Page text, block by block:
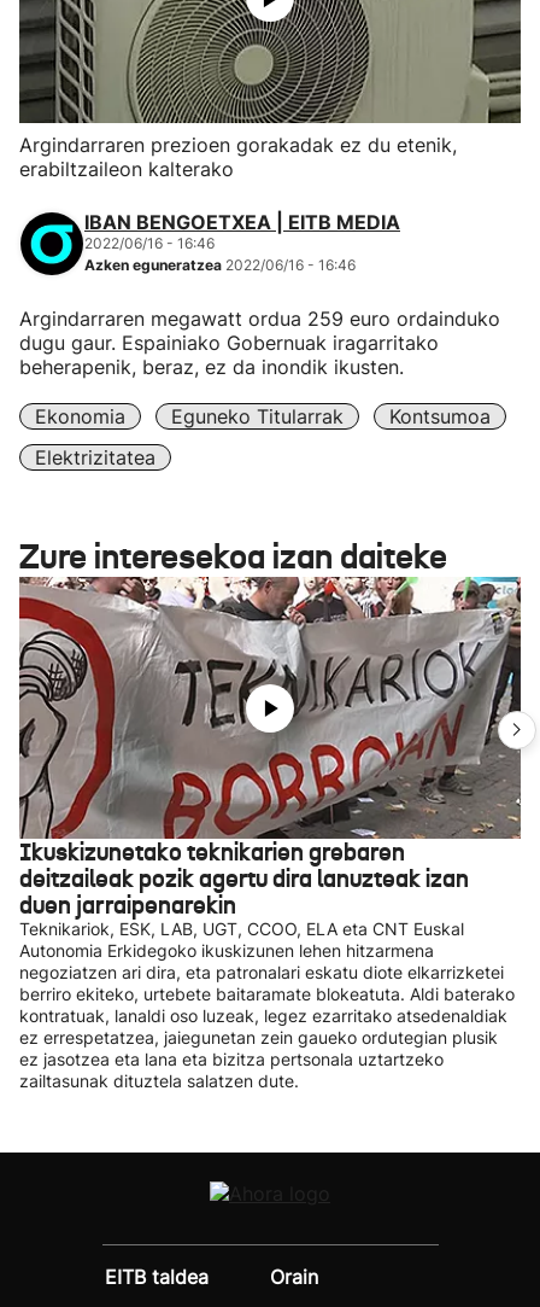
Argindarraren prezioen gorakadak ez du etenik,
erabiltzaileon kalterako
IBAN BENGOETXEA | EITB MEDIA
2022/06/16 - 16:46
Azken eguneratzea 2022/06/16 - 16:46
Argindarraren megawatt ordua 259 euro ordainduko
dugu gaur. Espainiako Gobernuak iragarritako
beherapenik, beraz, ez da inondik ikusten.
Ekonomia Eguneko Titularrak
Kontsumoa
Elektrizitatea
Zure interesekoa izan daiteke
Ikuskizunetako teknikarien grebaren
deitzaileak pozik agertu dira lanuzteak izan
duen jarraipenarekin
Teknikariok, ESK, LAB, UGT, CCOO, ELA eta CNT Euskal
Autonomia Erkidegoko ikuskizunen lehen hitzarmena
negoziatzen ari dira, eta patronalari eskatu diote elkarrizketei
berriro ekiteko, urtebete baitaramate blokeatuta. Aldi baterako
kontratuak, lanaldi oso luzeak, legez ezarritako atsedenaldiak
ez errespetatzea, jaiegunetan zein gaueko ordutegian plusik
ez jasotzea eta lana eta bizitza pertsonala uztartzeko
zailtasunak dituztela salatzen dute.
EITB taldea
Orain